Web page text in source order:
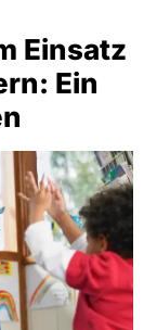
Einsatz
Ein